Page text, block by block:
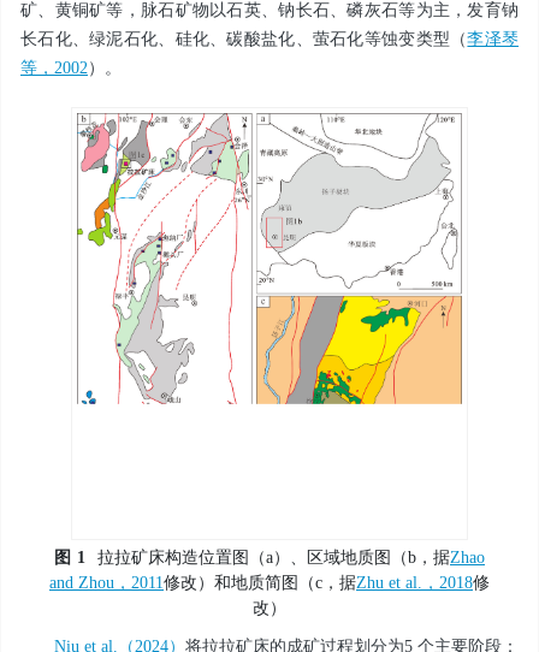
矿、黄铜矿等，脉石矿物以石英、钠长石、磷灰石等为主，发育钠
长石化、绿泥石化、硅化、碳酸盐化、萤石化等蚀变类型（李泽琴
等，2002）。
图 1 拉拉矿床构造位置图（a）、区域地质图（b，据Zhao
and Zhou，2011修改）和地质简图（c，据Zhu et al.，2018修
改）
Niu et al.（2024） 将拉拉矿床的成矿过程划分为5 个主要阶段：